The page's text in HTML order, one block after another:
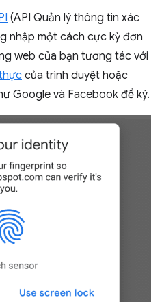
(API Quản lý thông tin xác
nhập một cách cực kỳ đơn
web của bạn tương tác với
của trình duyệt hoặc
Google và Facebook để ký.